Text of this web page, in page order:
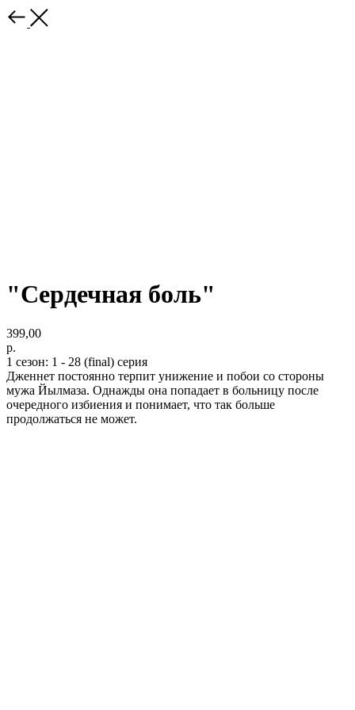
"Сердечная боль"
399,00
р.
1 сезон: 1 - 28 (final) серия
Дженнет постоянно терпит унижение и побои со стороны
мужа Йылмаза. Однажды она попадает в больницу после
очередного избиения и понимает, что так больше
продолжаться не может.